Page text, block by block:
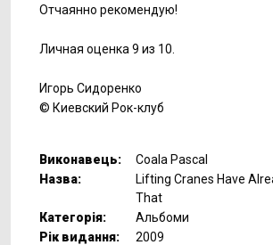
Отчаянно рекомендую!
Личная оценка 9 из 10.
Игорь Сидоренко
© Киевский Рок-клуб
Виконавець:
Coala Pascal
Назва:
Lifting Cranes Have
That
Категорія:
Альбоми
Рік видання:
2009